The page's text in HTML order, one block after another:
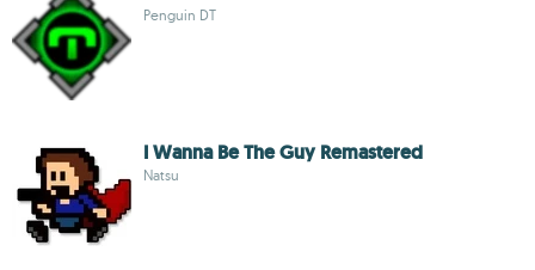
Penguin DT
I Wanna Be The Guy Remastered
Natsu